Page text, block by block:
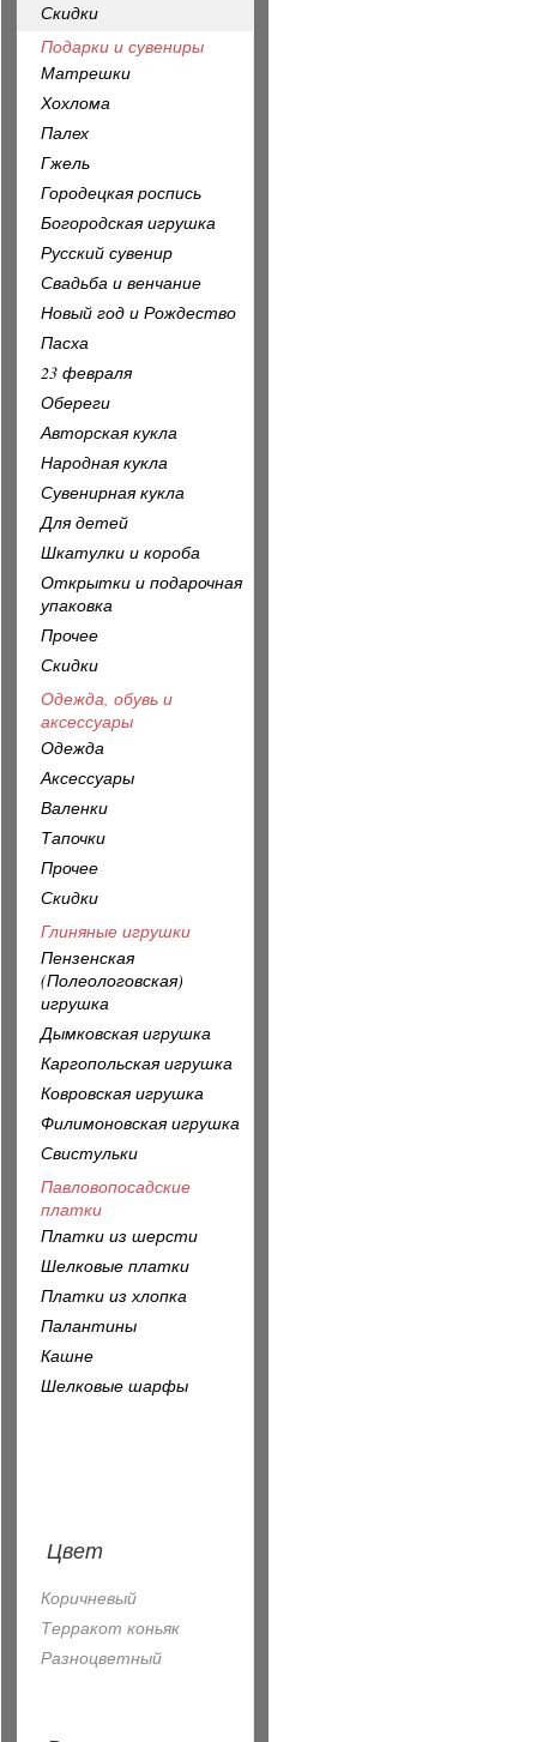
Скидки
Подарки и сувениры
Матрешки
Хохлома
Палех
Гжель
Городецкая роспись
Богородская игрушка
Русский сувенир
Свадьба и венчание
Новый год и Рождество
Пасха
23 февраля
Обереги
Авторская кукла
Народная кукла
Сувенирная кукла
Для детей
Шкатулки и короба
Открытки и подарочная
упаковка
Прочее
Скидки
Одежда, обувь и
аксессуары
Одежда
Аксессуары
Валенки
Тапочки
Прочее
Скидки
Глиняные игрушки
Пензенская
(Полеологовская)
игрушка
Дымковская игрушка
Каргопольская игрушка
Ковровская игрушка
Филимоновская игрушка
Свистульки
Павловопосадские
платки
Платки из шерсти
Шелковые платки
Платки из хлопка
Палантины
Кашне
Шелковые шарфы
Цвет
Коричневый
Терракот коньяк
Разноцветный